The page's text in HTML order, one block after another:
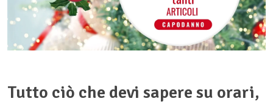
Tutto ciò che devi sapere su orari,